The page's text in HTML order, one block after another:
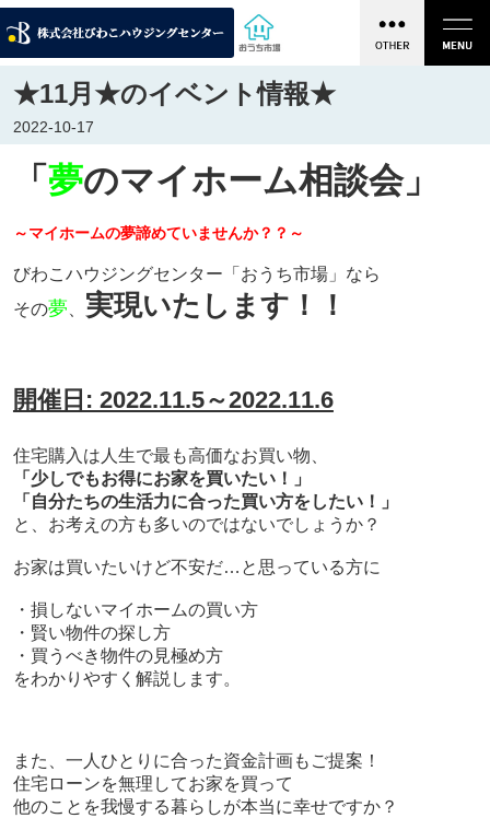
★11月★のイベント情報★
2022-10-17
「夢のマイホーム相談会」
～マイホームの夢諦めていませんか？？～
びわこハウジングセンター「おうち市場」なら
その夢 実現いたします！！
開催日: 2022.11.5～2022.11.6
住宅購入は人生で最も高価なお買い物、
「少しでもお得にお家を買いたい！」
「自分たちの生活力に合った買い方をしたい！」
と、お考えの方も多いのではないでしょうか？
お家は買いたいけど不安だ…と思っている方に
・損しないマイホームの買い方
・賢い物件の探し方
・買うべき物件の見極め方
をわかりやすく解説します。
また、一人ひとりに合った資金計画もご提案！
住宅ローンを無理してお家を買って
他のことを我慢する暮らしが本当に幸せですか？